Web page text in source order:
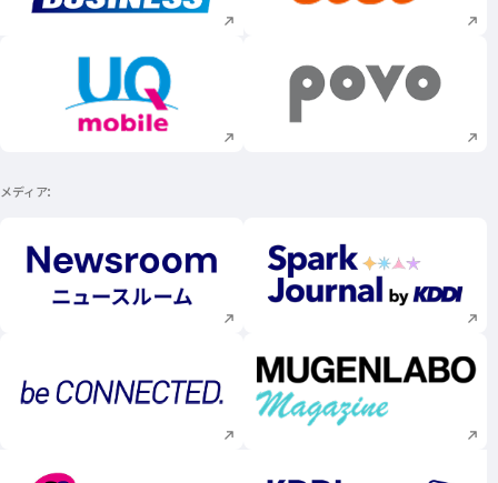
新規ウィンドウで開く 新規ウィンドウで
メディア
新規ウィンドウで開く 新規ウィンドウで
新規ウィンドウで開く 新規ウィンドウで